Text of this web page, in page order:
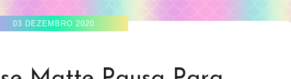
03 DEZEMBRO 2020